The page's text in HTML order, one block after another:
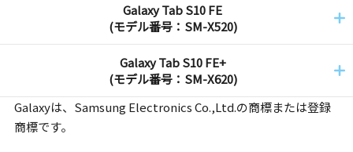
Galaxy Tab S10 FE
(モデル番号：SM-X520)
Galaxy Tab S10 FE+
(モデル番号：SM-X620)
Galaxyは、Samsung Electronics Co.,Ltd.の商標または登録
商標です。